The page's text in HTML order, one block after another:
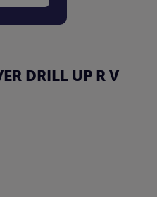
DRILL UP R V